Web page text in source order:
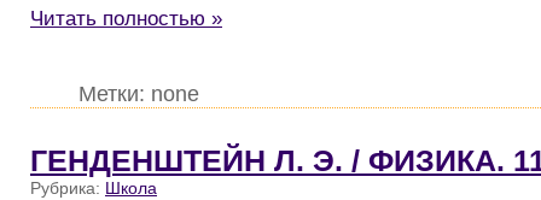
Читать полностью »
Метки: none
ГЕНДЕНШТЕЙН Л. Э. / ФИЗИКА.
Рубрика: Школа